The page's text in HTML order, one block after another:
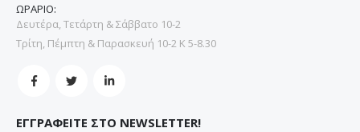
ΩΡΑΡΙΟ:
Δευτέρα, Τετάρτη & Σάββατο 10-2
Τρίτη, Πέμπτη & Παρασκευή 10-2 Κ 5-8.30
ΕΓΓΡΑΦΕΙΤΕ ΣΤΟ NEWSLETTER!